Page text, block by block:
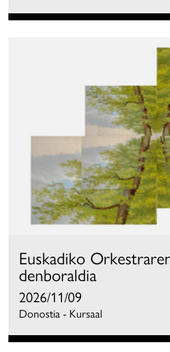
Euskadiko
denboraldia
2026/11/09
Donostia - Kursaal